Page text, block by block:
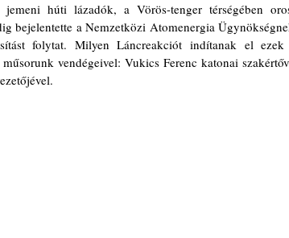
húti lázadók, a Vörös-tenger térségében
bejelentette a Nemzetközi Atomenergia
folytat. Milyen Láncreakciót indítanak el
vendégeivel: Vukics Ferenc katonai